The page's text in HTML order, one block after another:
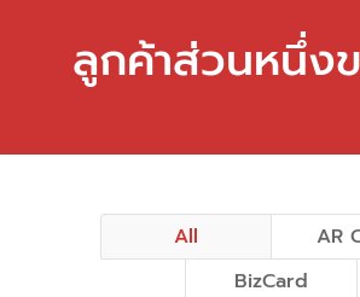
ลูกค้าส่วนหนึ่งข
All
AR
BizCard